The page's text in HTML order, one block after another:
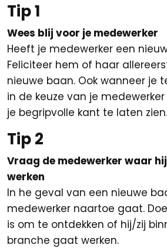
Tip 1
Wees blij voor je medewerker
Heeft je medewerker een
Feliciteer hem of haar
nieuwe baan. Ook wanneer je
in de keuze van je
je begripvolle kant te laten zien.
Tip 2
Vraag de medewerker waar
werken
In he geval van een nieuwe
medewerker naartoe gaat.
is om te ontdekken of hij/zij
branche gaat werken.